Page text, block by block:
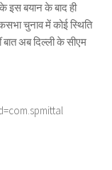
इस बयान के बाद ही
चुनाव में कोई स्थिति
अब दिल्ली के सीएम